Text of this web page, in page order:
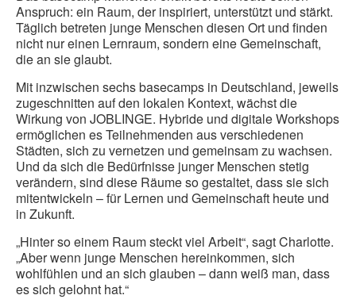
Anspruch: ein Raum, der inspiriert, unterstützt und stärkt.
Täglich betreten junge Menschen diesen Ort und finden
nicht nur einen Lernraum, sondern eine Gemeinschaft,
die an sie glaubt.
Mit inzwischen sechs basecamps in Deutschland, jeweils
zugeschnitten auf den lokalen Kontext, wächst die
Wirkung von JOBLINGE. Hybride und digitale Workshops
ermöglichen es Teilnehmenden aus verschiedenen
Städten, sich zu vernetzen und gemeinsam zu wachsen.
Und da sich die Bedürfnisse junger Menschen stetig
verändern, sind diese Räume so gestaltet, dass sie sich
mitentwickeln – für Lernen und Gemeinschaft heute und
in Zukunft.
„Hinter so einem Raum steckt viel Arbeit“, sagt Charlotte.
„Aber wenn junge Menschen hereinkommen, sich
wohlfühlen und an sich glauben – dann weiß man, dass
es sich gelohnt hat.“